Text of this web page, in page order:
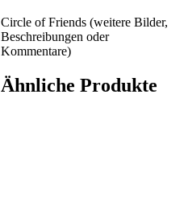
Circle of Friends (weitere Bilder,
Beschreibungen oder
Kommentare)
Ähnliche Produkte